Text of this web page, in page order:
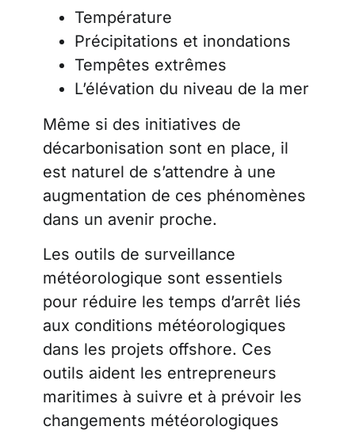
Température
Précipitations et inondations
Tempêtes extrêmes
L’élévation du niveau de la mer
Même si des initiatives de
décarbonisation sont en place, il
est naturel de s’attendre à une
augmentation de ces phénomènes
dans un avenir proche.
Les outils de surveillance
météorologique sont essentiels
pour réduire les temps d’arrêt liés
aux conditions météorologiques
dans les projets offshore. Ces
outils aident les entrepreneurs
maritimes à suivre et à prévoir les
changements météorologiques